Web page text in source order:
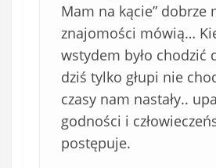
Mam na kącie” dobrze
znajomości mówią…
wstydem było chodzić
dziś tylko głupi nie
czasy nam nastały..
godności i
postępuje.